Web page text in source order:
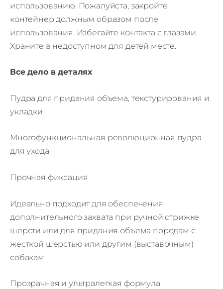
использованию. Пожалуйста, закройте
контейнер должным образом после
использования. Избегайте контакта с глазами.
Храните в недоступном для детей месте.
Все дело в деталях
Пудра для придания объема, текстурирования и
укладки
Многофункциональная революционная пудра
для ухода
Прочная фиксация
Идеально подходит для обеспечения
дополнительного захвата при ручной стрижке
шерсти или для придания объема породам с
жесткой шерстью или другим (выставочным)
собакам
Прозрачная и ультралегкая формула